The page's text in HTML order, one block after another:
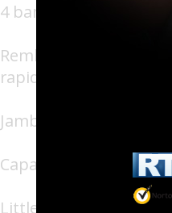
4 bandes fiables pour
Rembourrage
rapide
Jambe extensible se
Capacité absorption :
Littleforbig se